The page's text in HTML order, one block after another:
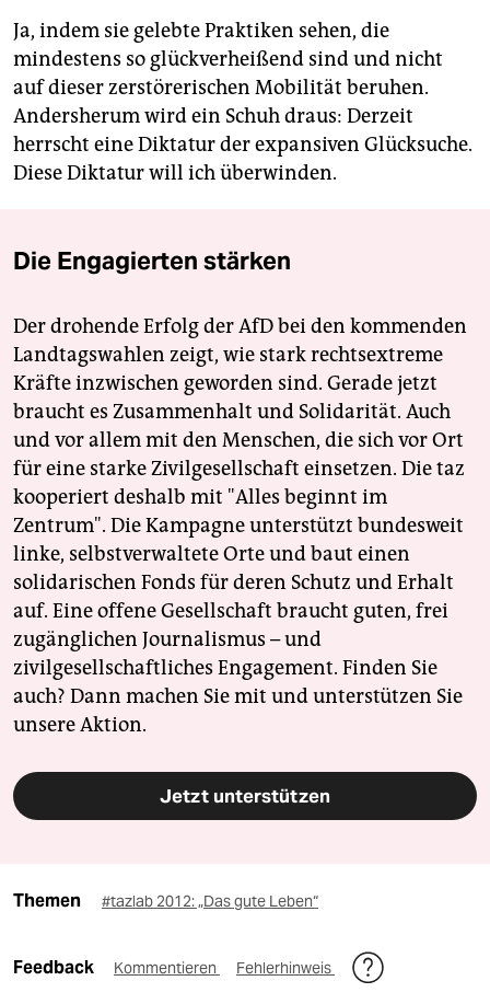
Ja, indem sie gelebte Praktiken sehen, die
mindestens so glückverheißend sind und nicht
auf dieser zerstörerischen Mobilität beruhen.
Andersherum wird ein Schuh draus: Derzeit
herrscht eine Diktatur der expansiven Glücksuche.
Diese Diktatur will ich überwinden.
Die Engagierten stärken
Der drohende Erfolg der AfD bei den kommenden
Landtagswahlen zeigt, wie stark rechtsextreme
Kräfte inzwischen geworden sind. Gerade jetzt
braucht es Zusammenhalt und Solidarität. Auch
und vor allem mit den Menschen, die sich vor Ort
für eine starke Zivilgesellschaft einsetzen. Die taz
kooperiert deshalb mit "Alles beginnt im
Zentrum". Die Kampagne unterstützt bundesweit
linke, selbstverwaltete Orte und baut einen
solidarischen Fonds für deren Schutz und Erhalt
auf. Eine offene Gesellschaft braucht guten, frei
zugänglichen Journalismus – und
zivilgesellschaftliches Engagement. Finden Sie
auch? Dann machen Sie mit und unterstützen Sie
unsere Aktion.
Jetzt unterstützen
Themen #tazlab 2012: „Das gute Leben“
Feedback Kommentieren Fehlerhinweis